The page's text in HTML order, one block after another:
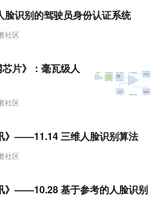
社区
脸识别的驾驶员身份认证系统
社区
芯片》：毫瓦级人
社区
》——11.14 三维人脸识别算法
》——10.28 基于参考的人脸识别